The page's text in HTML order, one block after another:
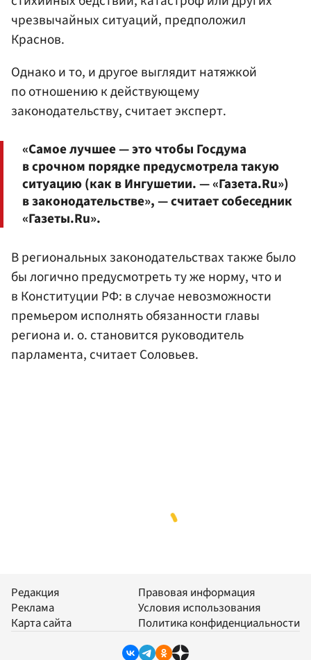
чрезвычайных ситуаций, предположил
Краснов.
Однако и то, и другое выглядит натяжкой
по отношению к действующему
законодательству, считает эксперт.
«Самое лучшее — это чтобы Госдума
в срочном порядке предусмотрела такую
ситуацию (как в Ингушетии. — «Газета.Ru»)
в законодательстве», — считает собеседник
«Газеты.Ru».
В региональных законодательствах также было
бы логично предусмотреть ту же норму, что и
в Конституции РФ: в случае невозможности
премьером исполнять обязанности главы
региона и. о. становится руководитель
парламента, считает Соловьев.
Редакция
Реклама
Карта сайта
Правовая информация
Условия использования
Политика конфиденциальности